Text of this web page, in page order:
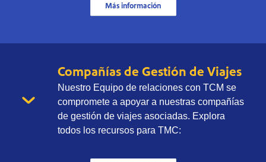
Más información
Compañías de Gestión de Viajes
Nuestro Equipo de relaciones con TCM se
compromete a apoyar a nuestras compañías
de gestión de viajes asociadas. Explora
todos los recursos para TMC: